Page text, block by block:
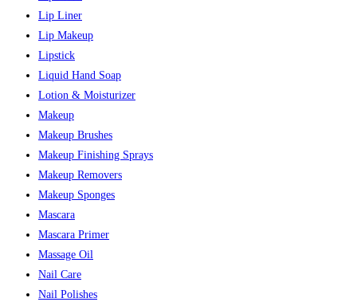
Lip Liner
Lip Makeup
Lipstick
Liquid Hand Soap
Lotion & Moisturizer
Makeup
Makeup Brushes
Makeup Finishing Sprays
Makeup Removers
Makeup Sponges
Mascara
Mascara Primer
Massage Oil
Nail Care
Nail Polishes